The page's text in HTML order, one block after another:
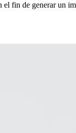
fin de generar un